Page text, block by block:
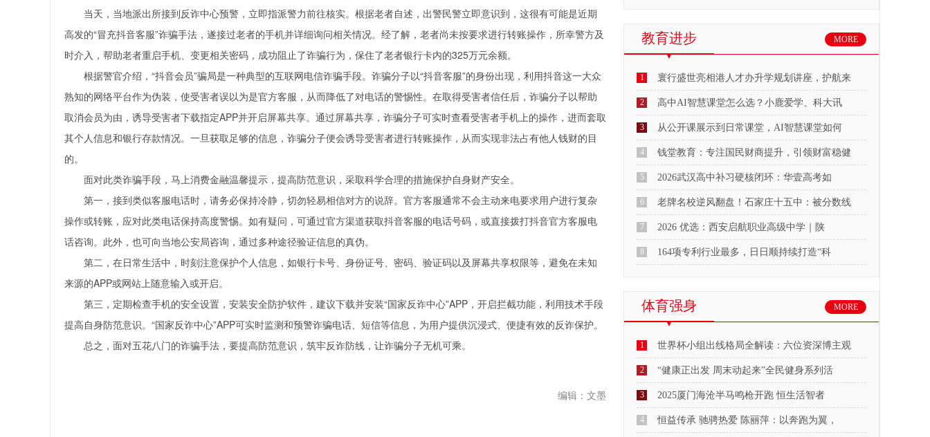
当天，当地派出所接到反诈中心预警，立即指派警力前往核实。根据老者自述，出警民警立即意识到，这很有可能是近期
高发的“冒充抖音客服”诈骗手法，遂接过老者的手机并详细询问相关情况。经了解，老者尚未按要求进行转账操作，所幸警方及
时介入，帮助老者重启手机、变更相关密码，成功阻止了诈骗行为，保住了老者银行卡内的325万元余额。
根据警官介绍，“抖音会员”骗局是一种典型的互联网电信诈骗手段。诈骗分子以“抖音客服”的身份出现，利用抖音这一大众
熟知的网络平台作为伪装，使受害者误以为是官方客服，从而降低了对电话的警惕性。在取得受害者信任后，诈骗分子以帮助
取消会员为由，诱导受害者下载指定APP并开启屏幕共享。通过屏幕共享，诈骗分子可实时查看受害者手机上的操作，进而套取
其个人信息和银行存款情况。一旦获取足够的信息，诈骗分子便会诱导受害者进行转账操作，从而实现非法占有他人钱财的目
的。
面对此类诈骗手段，马上消费金融温馨提示，提高防范意识，采取科学合理的措施保护自身财产安全。
第一，接到类似客服电话时，请务必保持冷静，切勿轻易相信对方的说辞。官方客服通常不会主动来电要求用户进行复杂
操作或转账，应对此类电话保持高度警惕。如有疑问，可通过官方渠道获取抖音客服的电话号码，或直接拨打抖音官方客服电
话咨询。此外，也可向当地公安局咨询，通过多种途径验证信息的真伪。
第二，在日常生活中，时刻注意保护个人信息，如银行卡号、身份证号、密码、验证码以及屏幕共享权限等，避免在未知
来源的APP或网站上随意输入或开启。
第三，定期检查手机的安全设置，安装安全防护软件，建议下载并安装“国家反诈中心”APP，开启拦截功能，利用技术手段
提高自身防范意识。“国家反诈中心”APP可实时监测和预警诈骗电话、短信等信息，为用户提供沉浸式、便捷有效的反诈保护。
总之，面对五花八门的诈骗手法，要提高防范意识，筑牢反诈防线，让诈骗分子无机可乘。
编辑：文墨
教育进步 MORE
1 寰行盛世亮相港人才办升学规划讲座，护航来
2 高中AI智慧课堂怎么选？小鹿爱学、科大讯
3 从公开课展示到日常课堂，AI智慧课堂如何
4 钱堂教育：专注国民财商提升，引领财富稳健
5 2026武汉高中补习硬核闭环：华壹高考如
6 老牌名校逆风翻盘！石家庄十五中：被分数线
7 2026 优选：西安启航职业高级中学｜陕
8 164项专利行业最多，日日顺持续打造“科
体育强身 MORE
1 世界杯小组出线格局全解读：六位资深博主观
2 “健康正出发 周末动起来”全民健身系列活
3 2025厦门海沧半马鸣枪开跑 恒生活智者
4 恒益传承 驰骋热爱 陈丽萍：以奔跑为翼，